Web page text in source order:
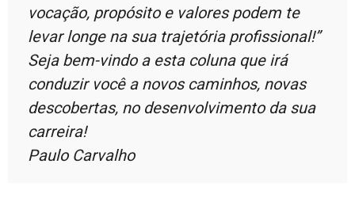
vocação, propósito e valores podem te
levar longe na sua trajetória profissional!”
Seja bem-vindo a esta coluna que irá
conduzir você a novos caminhos, novas
descobertas, no desenvolvimento da sua
carreira!
Paulo Carvalho